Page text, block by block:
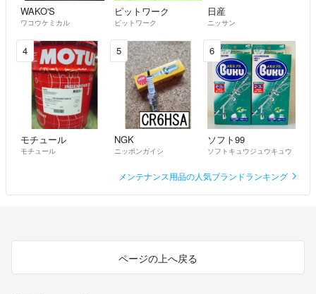
WAKO'S
ワコウケミカル
ピットワーク
ピットワーク
日産
ニッサン
4
モチュール
モチュール
5
NGK
ニッポンガイシ
6
ソフト99
ソフトキュウジュウキュウ
メンテナンス用品の人気ブランドランキング
ページの上へ戻る